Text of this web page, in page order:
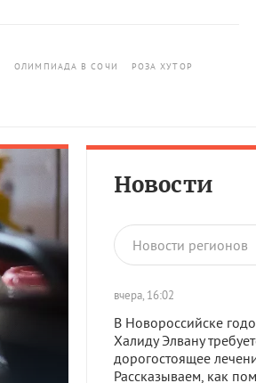
ОЛИМПИАДА В СОЧИ РОЗА ХУТОР
Новости
Новости регионов
вчера, 16:02
В Новороссийске
Халиду Элвану
дорогостоящее
Рассказываем, как